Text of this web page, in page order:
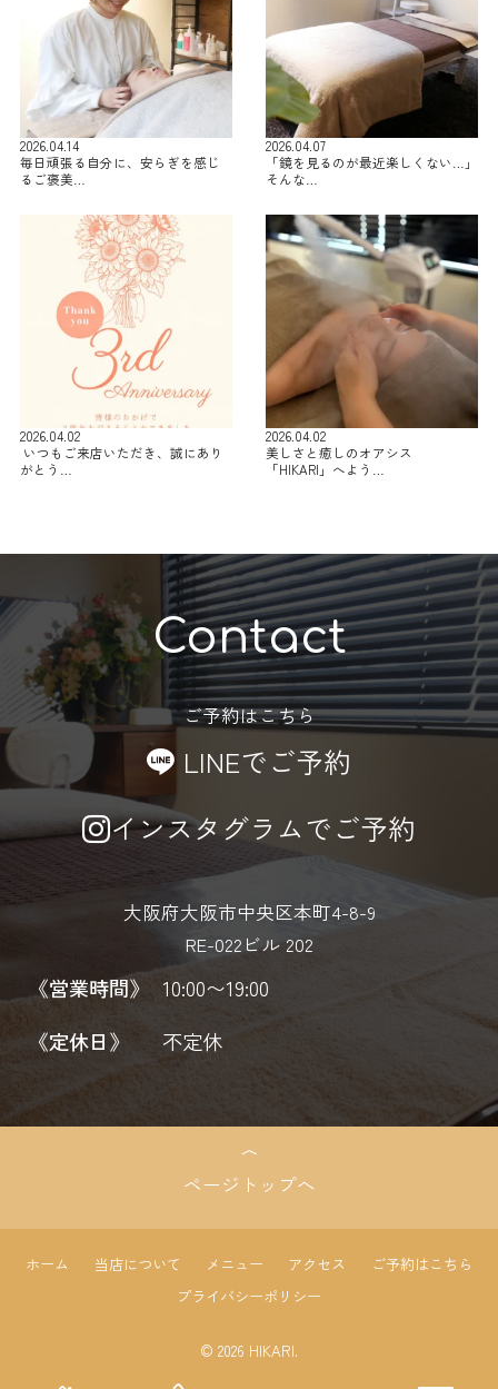
2026.04.14
毎日頑張る自分に、安らぎを感じ
るご褒美…
2026.04.07
「鏡を見るのが最近楽しくない…」
そんな…
2026.04.02
⁡ いつもご来店いただき、誠にあり
がとう…
2026.04.02
美しさと癒しのオアシス
「HIKARI」へよう…
Contact
ご予約はこちら
LINEでご予約
インスタグラムでご予約
大阪府大阪市中央区本町4-8-9
RE-022ビル 202
《営業時間》
10:00〜19:00
《定休日》
不定休
ページトップへ
ホーム 当店について メニュー アクセス
ご予約はこちら
プライバシーポリシー
© 2026 HIKARI.